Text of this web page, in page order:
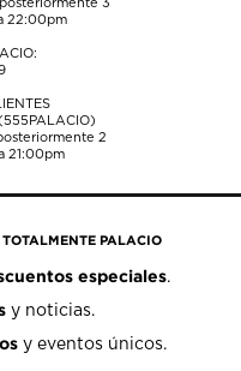
3
22:00pm
2
21:00pm
PALACIO
especiales.
y noticias.
y eventos únicos.